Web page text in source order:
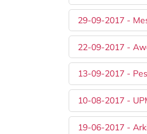
29-09-2017 -
22-09-2017 -
13-09-2017 -
10-08-2017 -
19-06-2017 -